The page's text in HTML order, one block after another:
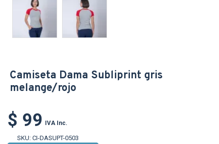
Camiseta Dama Subliprint gris
melange/rojo
$ 99 IVA Inc.
SKU: CI-DASUPT-0503